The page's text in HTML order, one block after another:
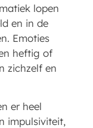
lopen
en in de
Emoties
heftig of
zichzelf en
er heel
impulsiviteit,